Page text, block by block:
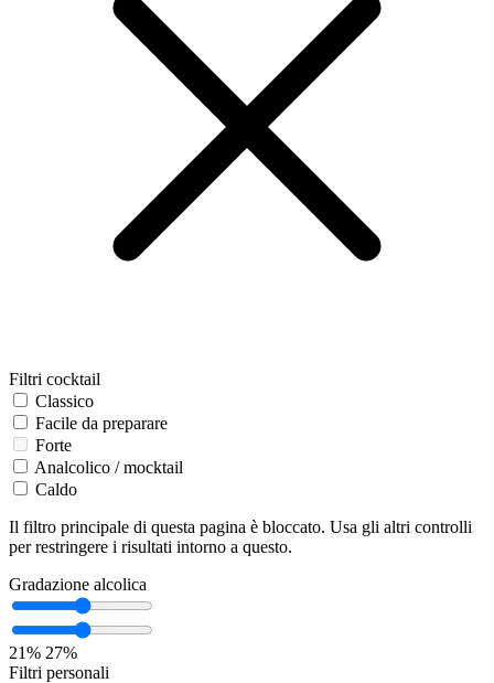
Filtri cocktail
Classico
Facile da preparare
Forte
Analcolico / mocktail
Caldo
Il filtro principale di questa pagina è bloccato. Usa gli altri controlli
per restringere i risultati intorno a questo.
Gradazione alcolica
21% 27%
Filtri personali